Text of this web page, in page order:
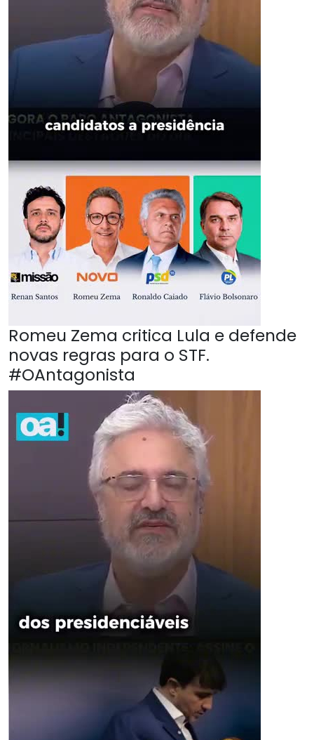
Romeu Zema critica Lula e defende
novas regras para o STF.
#OAntagonista